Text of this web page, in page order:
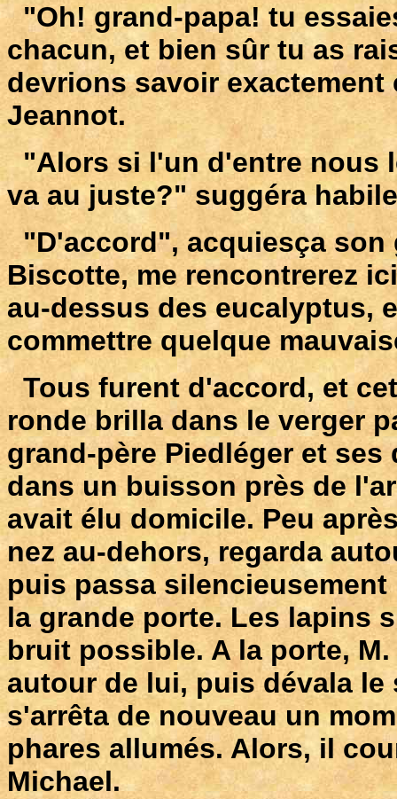
"Oh! grand-papa! tu
chacun, et bien sûr tu as
devrions savoir
Jeannot.
"Alors si l'un d'entre nous
va au juste?" suggéra
"D'accord", acquiesça son
Biscotte, me rencontrerez
au-dessus des eucalyptus,
commettre quelque
Tous furent d'accord, et
ronde brilla dans le verger
grand-père Piedléger et
dans un buisson près de
avait élu domicile. Peu
nez au-dehors, regarda
puis passa
la grande porte. Les lapins
bruit possible. A la porte,
autour de lui, puis dévala
s'arrêta de nouveau un
phares allumés. Alors, il
Michael.